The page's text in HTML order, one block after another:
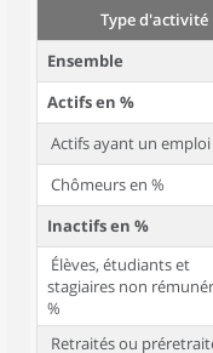
Type d'activité
Ensemble
Actifs en %
Actifs ayant un emploi
Chômeurs en %
Inactifs en %
Élèves, étudiants et
stagiaires non
%
Retraités ou